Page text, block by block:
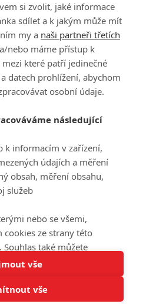
cookies.
PŘIHLÁSIT
REGISTROVAT
, e-mailserialy@fandimefilmu.cz
webu napište nám na e-mail
používání cookies |Pravidla webu
soukromí
/ All rights reserved /
si zvolit, jaké informace
sdílet a k jakým může mít
my a naši partneři třetích
nebo máme přístup k
které patří jedinečné
datech prohlížení, abychom
osobní údaje.
následující
k informacím v zařízení,
údajích a měření
obsah, měření obsahu,
služeb
nebo se všemi,
cookies ze strany této
také můžete
případě vám na stránce
personalizované funkce.
vztahovat pouze na
vše
vše